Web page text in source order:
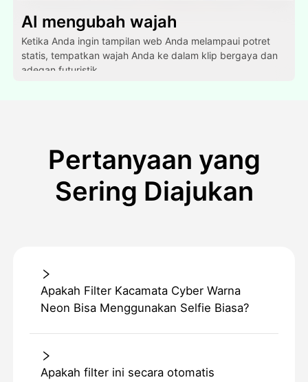
AI mengubah wajah
Ketika Anda ingin tampilan web Anda melampaui potret
statis, tempatkan wajah Anda ke dalam klip bergaya dan
adegan futuristik.
Pertanyaan yang
Sering Diajukan
Apakah Filter Kacamata Cyber Warna
Neon Bisa Menggunakan Selfie Biasa?
Apakah filter ini secara otomatis